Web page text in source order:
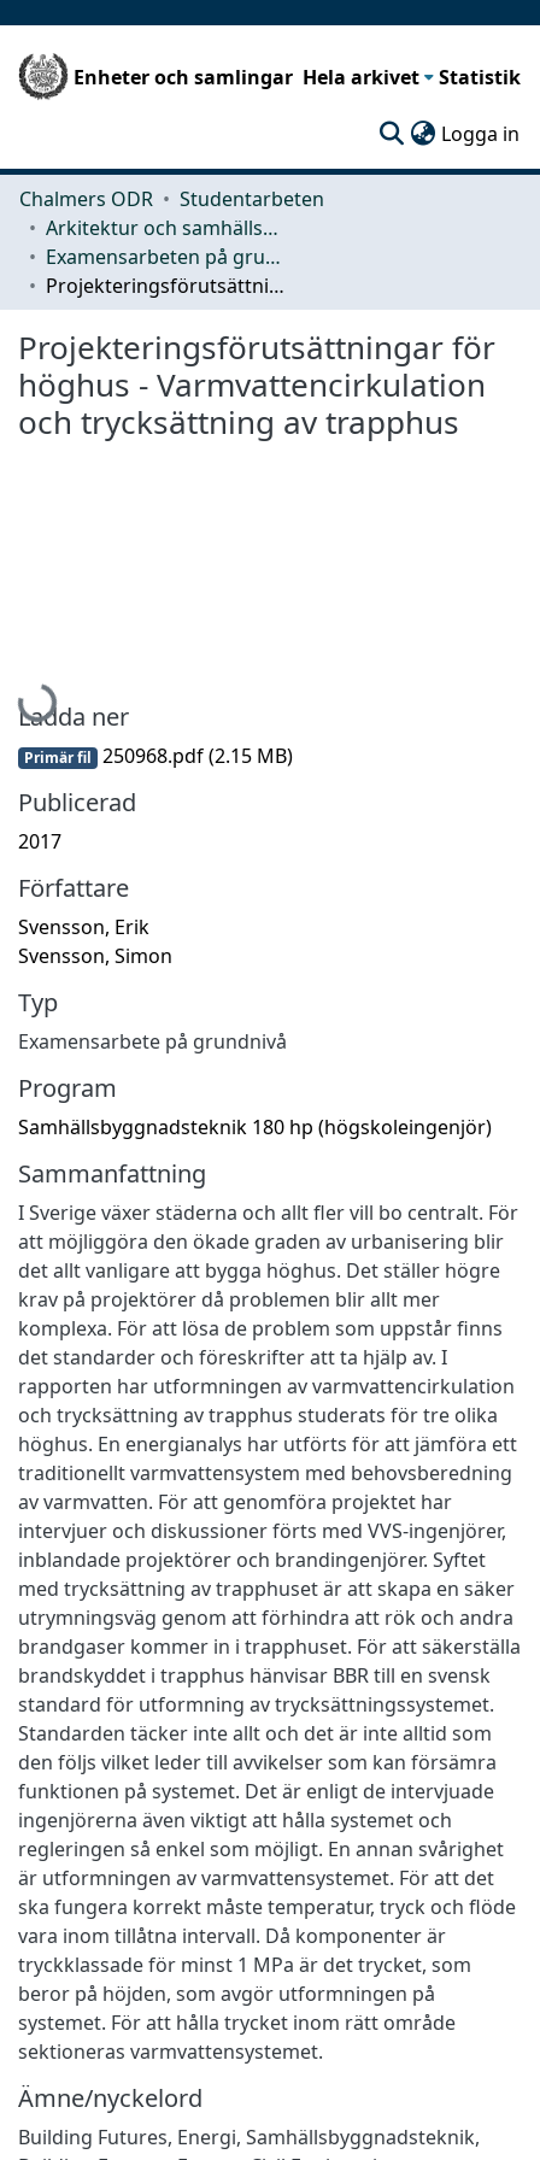
Enheter och samlingar Hela arkivet Statistik
Logga in
Chalmers ODR
Studentarbeten
Arkitektur och samhällsbyggnadsteknik (ACE)
Examensarbeten på grundnivå
Projekteringsförutsättningar för höghus - Varmvattencirkulation och trycksättning av trapphus
Projekteringsförutsättningar för
höghus - Varmvattencirkulation
och trycksättning av trapphus
Hämtar...
Ladda ner
Primär fil 250968.pdf(2.15 MB)
Publicerad
2017
Författare
Svensson, Erik
Svensson, Simon
Typ
Examensarbete på grundnivå
Program
Samhällsbyggnadsteknik 180 hp (högskoleingenjör)
Sammanfattning
I Sverige växer städerna och allt fler vill bo centralt. För
att möjliggöra den ökade graden av urbanisering blir
det allt vanligare att bygga höghus. Det ställer högre
krav på projektörer då problemen blir allt mer
komplexa. För att lösa de problem som uppstår finns
det standarder och föreskrifter att ta hjälp av. I
rapporten har utformningen av varmvattencirkulation
och trycksättning av trapphus studerats för tre olika
höghus. En energianalys har utförts för att jämföra ett
traditionellt varmvattensystem med behovsberedning
av varmvatten. För att genomföra projektet har
intervjuer och diskussioner förts med VVS-ingenjörer,
inblandade projektörer och brandingenjörer. Syftet
med trycksättning av trapphuset är att skapa en säker
utrymningsväg genom att förhindra att rök och andra
brandgaser kommer in i trapphuset. För att säkerställa
brandskyddet i trapphus hänvisar BBR till en svensk
standard för utformning av trycksättningssystemet.
Standarden täcker inte allt och det är inte alltid som
den följs vilket leder till avvikelser som kan försämra
funktionen på systemet. Det är enligt de intervjuade
ingenjörerna även viktigt att hålla systemet och
regleringen så enkel som möjligt. En annan svårighet
är utformningen av varmvattensystemet. För att det
ska fungera korrekt måste temperatur, tryck och flöde
vara inom tillåtna intervall. Då komponenter är
tryckklassade för minst 1 MPa är det trycket, som
beror på höjden, som avgör utformningen på
systemet. För att hålla trycket inom rätt område
sektioneras varmvattensystemet.
Ämne/nyckelord
Building Futures, Energi, Samhällsbyggnadsteknik,